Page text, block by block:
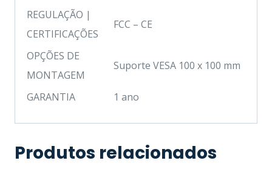
REGULAÇÃO |
CERTIFICAÇÕES
FCC – CE
OPÇÕES DE
MONTAGEM
Suporte VESA 100 x 100 mm
GARANTIA 1 ano
Produtos relacionados